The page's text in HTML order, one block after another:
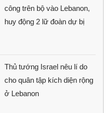
công trên bộ vào Lebanon,
huy động 2 lữ đoàn dự bị
Thủ tướng Israel nêu lí do
cho quân tập kích diện rộng
ở Lebanon